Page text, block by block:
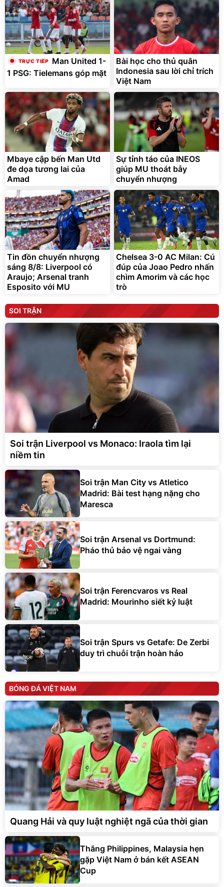
Man United 1-
1 PSG: Tielemans góp mặt
Bài học cho thủ quân
Indonesia sau lời chỉ trích
Việt Nam
Mbaye cập bến Man Utd
đe dọa tương lai của
Amad
Sự tỉnh táo của INEOS
giúp MU thoát bẫy
chuyển nhượng
Tin đồn chuyển nhượng
sáng 8/8: Liverpool có
Araujo; Arsenal tranh
Esposito với MU
Chelsea 3-0 AC Milan: Cú
đúp của Joao Pedro nhấn
chìm Amorim và các học
trò
SOI TRẬN
Soi trận Liverpool vs Monaco: Iraola tìm lại
niềm tin
Soi trận Man City vs Atletico
Madrid: Bài test hạng nặng cho
Maresca
Soi trận Arsenal vs Dortmund:
Pháo thủ bảo vệ ngai vàng
Soi trận Ferencvaros vs Real
Madrid: Mourinho siết kỷ luật
Soi trận Spurs vs Getafe: De Zerbi
duy trì chuỗi trận hoàn hảo
BÓNG ĐÁ VIỆT NAM
Quang Hải và quy luật nghiệt ngã của thời gian
Thắng Philippines, Malaysia hẹn
gặp Việt Nam ở bán kết ASEAN
Cup